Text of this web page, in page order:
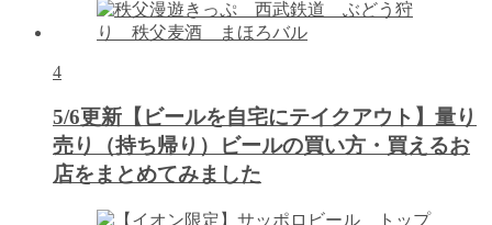
4
5/6更新【ビールを自宅にテイクアウト】量り
売り（持ち帰り）ビールの買い方・買えるお
店をまとめてみました